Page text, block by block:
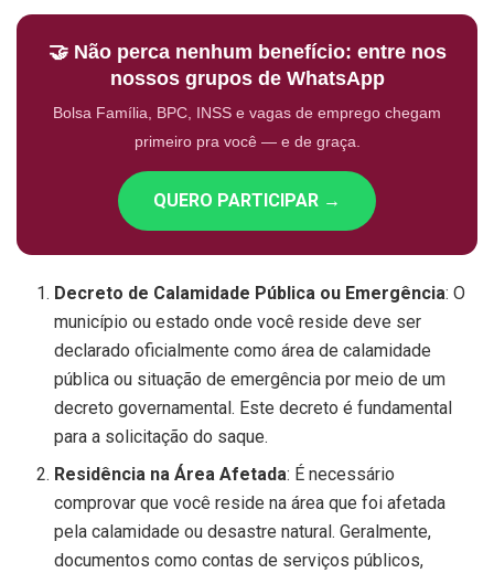
🤝 Não perca nenhum benefício: entre nos
nossos grupos de WhatsApp
Bolsa Família, BPC, INSS e vagas de emprego chegam
primeiro pra você — e de graça.
QUERO PARTICIPAR →
Decreto de Calamidade Pública ou Emergência: O
município ou estado onde você reside deve ser
declarado oficialmente como área de calamidade
pública ou situação de emergência por meio de um
decreto governamental. Este decreto é fundamental
para a solicitação do saque.
Residência na Área Afetada: É necessário
comprovar que você reside na área que foi afetada
pela calamidade ou desastre natural. Geralmente,
documentos como contas de serviços públicos,